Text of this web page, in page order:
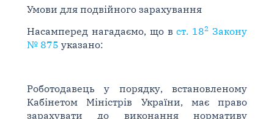
Умови для подвійного зарахування
Насамперед нагадаємо, що вст. 182 Закону
№ 875 указано:
Роботодавець у порядку, встановленому
Кабінетом Міністрів України, має право
зарахувати до виконання нормативу